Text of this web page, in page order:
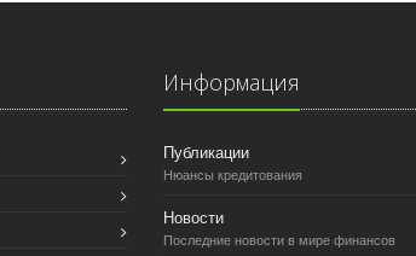
Информация
Публикации
Нюансы кредитования
Новости
Последние новости в мире финансов